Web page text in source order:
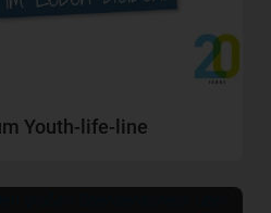
Youth-life-line